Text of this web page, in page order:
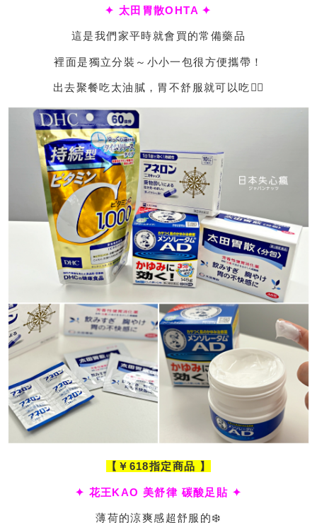
✦ 太田胃散OHTA ✦
這是我們家平時就會買的常備藥品
裡面是獨立分裝～小小一包很方便攜帶！
出去聚餐吃太油膩，胃不舒服就可以吃👍🏻
【￥618指定商品 】
✦ 花王KAO 美舒律 碳酸足貼 ✦
薄荷的涼爽感超舒服的❄️